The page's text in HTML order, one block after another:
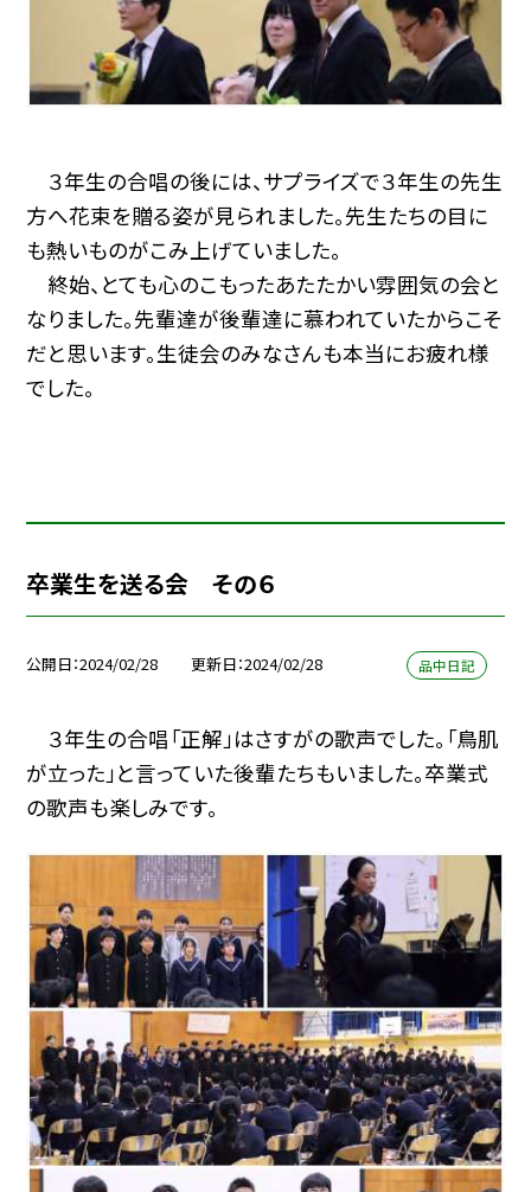
３年生の合唱の後には、サプライズで３年生の先生
方へ花束を贈る姿が見られました。先生たちの目に
も熱いものがこみ上げていました。
終始、とても心のこもったあたたかい雰囲気の会と
なりました。先輩達が後輩達に慕われていたからこそ
だと思います。生徒会のみなさんも本当にお疲れ様
でした。
卒業生を送る会 その６
公開日 2024/02/28 更新日 2024/02/28 品中日記
３年生の合唱「正解」はさすがの歌声でした。「鳥肌
が立った」と言っていた後輩たちもいました。卒業式
の歌声も楽しみです。